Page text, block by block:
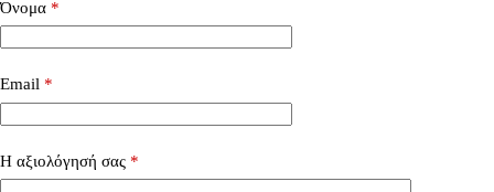
Όνομα *
Email *
Η αξιολόγησή σας *